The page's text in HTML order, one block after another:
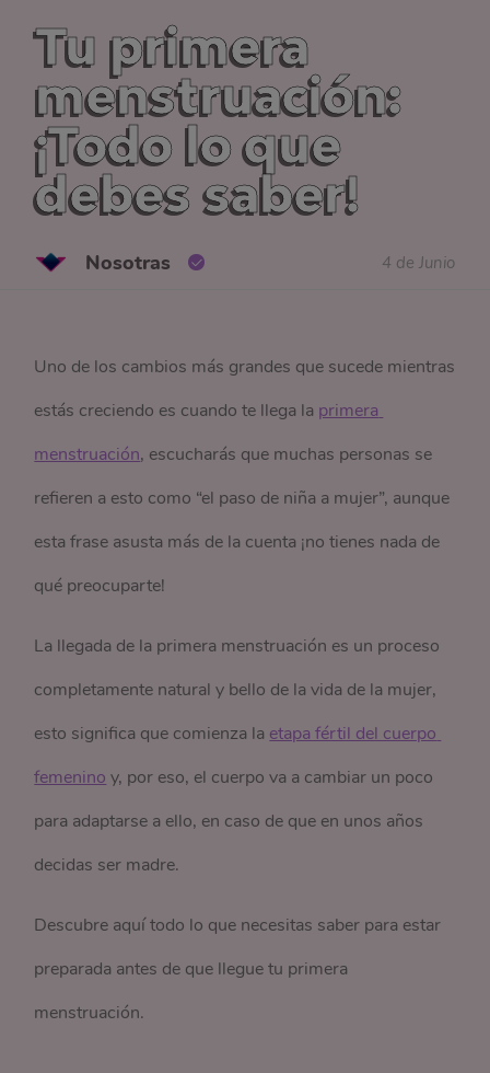
Tu primera
menstruación:
¡Todo lo que
debes saber!
Nosotras 4 de Junio
Uno de los cambios más grandes que sucede mientras
estás creciendo es cuando te llega la primera
menstruación, escucharás que muchas personas se
refieren a esto como “el paso de niña a mujer”, aunque
esta frase asusta más de la cuenta ¡no tienes nada de
qué preocuparte!
La llegada de la primera menstruación es un proceso
completamente natural y bello de la vida de la mujer,
esto significa que comienza la etapa fértil del cuerpo
femenino y, por eso, el cuerpo va a cambiar un poco
para adaptarse a ello, en caso de que en unos años
decidas ser madre.
Descubre aquí todo lo que necesitas saber para estar
preparada antes de que llegue tu primera
menstruación.